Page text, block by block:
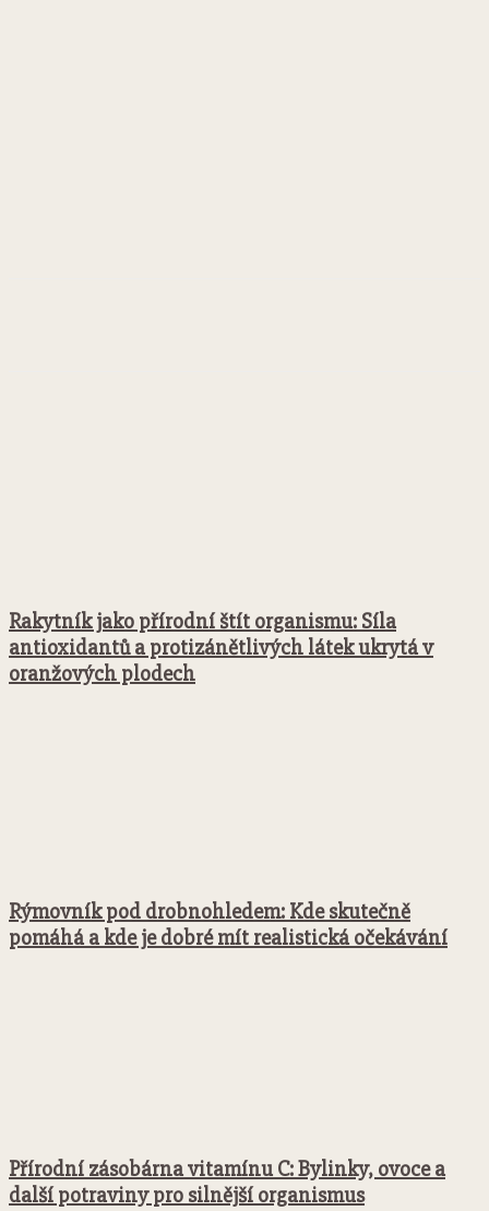
Rakytník jako přírodní štít organismu: Síla
antioxidantů a protizánětlivých látek ukrytá v
oranžových plodech
Rýmovník pod drobnohledem: Kde skutečně
pomáhá a kde je dobré mít realistická očekávání
Přírodní zásobárna vitamínu C: Bylinky, ovoce a
další potraviny pro silnější organismus